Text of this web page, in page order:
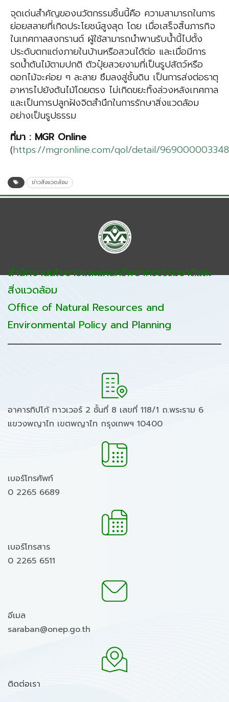
จุดเด่นสำคัญของนวัตกรรมชิ้นนี้คือ ความสามารถในการ
ย่อยสลายที่เกิดประโยชน์สูงสุด โดย เมื่อเสร็จสิ้นภารกิจ
ในเทศกาลสงกรานต์ ผู้ใช้สามารถนำพานรับน้ำนี้ไปตั้ง
ประดับตกแต่งภายในบ้านหรือสวนได้ต่อ และเมื่อมีการ
รดน้ำต้นไม้ตามปกติ ตัวปุ๋ยสวยงามที่เป็นรูปสัตว์หรือ
ดอกไม้จะค่อย ๆ ละลาย ซึมลงสู่ชั้นดิน เป็นการส่งต่อธาตุ
อาหารไปยังต้นไม้โดยตรง ไม่เกิดขยะทิ้งล่วงหลังเทศกาล
และเป็นการปลูกฝังจิตสำนึกในการรักษาสิ่งแวดล้อม
อย่างเป็นรูปธรรม
ที่มา : MGR Online
(https://mgronline.com/qol/detail/
ข่าวสิ่งแวดล้อม
สำนักงานนโยบายและแผนทรัพยากรธรรมชาติและ
สิ่งแวดล้อม
Office of Natural Resources and
Environmental Policy and Planning
อาคารทิปโก้ ทาวเวอร์ 2 ชั้นที่ 8 เลขที่ 118/1 ถ.พระราม 6
แขวงพญาไท เขตพญาไท กรุงเทพฯ 10400
เบอร์โทรศัพท์
0 2265 6689
เบอร์โทรสาร
0 2265 6511
อีเมล
saraban@onep.go.th
ติดต่อเรา